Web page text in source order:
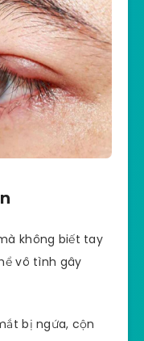
không biết tay
vô tình gây
bị ngứa, cộn